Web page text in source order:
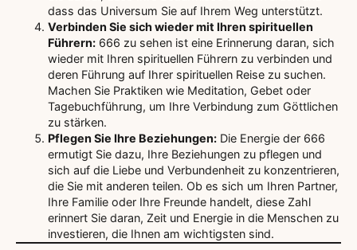
dass das Universum Sie auf Ihrem Weg unterstützt.
Verbinden Sie sich wieder mit Ihren spirituellen
Führern: 666 zu sehen ist eine Erinnerung daran, sich
wieder mit Ihren spirituellen Führern zu verbinden und
deren Führung auf Ihrer spirituellen Reise zu suchen.
Machen Sie Praktiken wie Meditation, Gebet oder
Tagebuchführung, um Ihre Verbindung zum Göttlichen
zu stärken.
Pflegen Sie Ihre Beziehungen: Die Energie der 666
ermutigt Sie dazu, Ihre Beziehungen zu pflegen und
sich auf die Liebe und Verbundenheit zu konzentrieren,
die Sie mit anderen teilen. Ob es sich um Ihren Partner,
Ihre Familie oder Ihre Freunde handelt, diese Zahl
erinnert Sie daran, Zeit und Energie in die Menschen zu
investieren, die Ihnen am wichtigsten sind.